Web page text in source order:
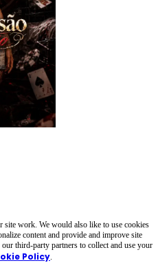
site work. We would also like to use cookies
content and provide and improve site
third-party partners to collect and use your
Policy.